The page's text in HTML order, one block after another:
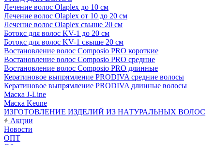
Лечение волос Olapleх до 10 см
Лечение волос Olapleх от 10 до 20 см
Лечение волос Olapleх свыше 20 см
Ботокс для волос KV-1 до 20 см
Ботокс для волос KV-1 свыше 20 см
Востановление волос Composio PRO короткие
Востановление волос Composio PRO средние
Востановление волос Composio PRO длинные
Кератиновое выпрямление PRODIVA средние волосы
Кератиновое выпрямление PRODIVA длинные волосы
Маска J-Line
Маска Keune
ИЗГОТОВЛЕНИЕ ИЗДЕЛИЙ ИЗ НАТУРАЛЬНЫХ ВОЛОС
Акции
Новости
ОПТ